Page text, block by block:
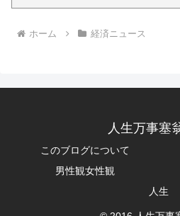
ホーム 経済ニュース
人生万事塞
このブログについて
男性観女性観
人生